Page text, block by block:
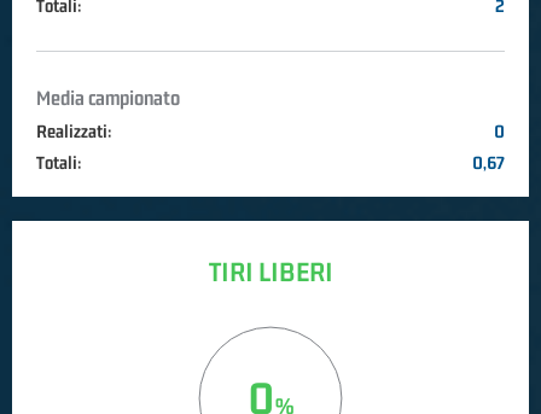
Totali: 2
Media campionato
Realizzati:
0
Totali:
0,67
TIRI LIBERI
0